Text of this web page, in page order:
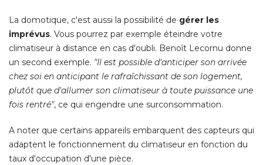
La domotique, c'est aussi la possibilité de gérer les
imprévus. Vous pourrez par exemple éteindre votre
climatiseur à distance en cas d'oubli. Benoît Lecornu donne
un second exemple. "Il est possible d'anticiper son arrivée
chez soi en anticipant le rafraîchissant de son logement,
plutôt que d'allumer son climatiseur à toute puissance une
fois rentré", ce qui engendre une surconsommation.
A noter que certains appareils embarquent des capteurs qui
adaptent le fonctionnement du climatiseur en fonction du
taux d'occupation d'une pièce.